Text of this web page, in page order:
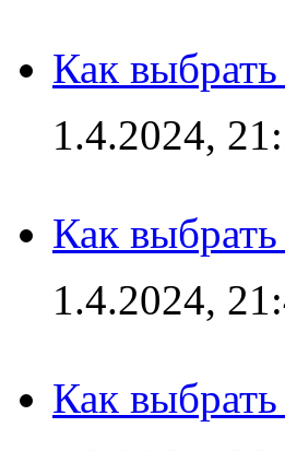
Как
1.4.2024,
Как
1.4.2024,
Как